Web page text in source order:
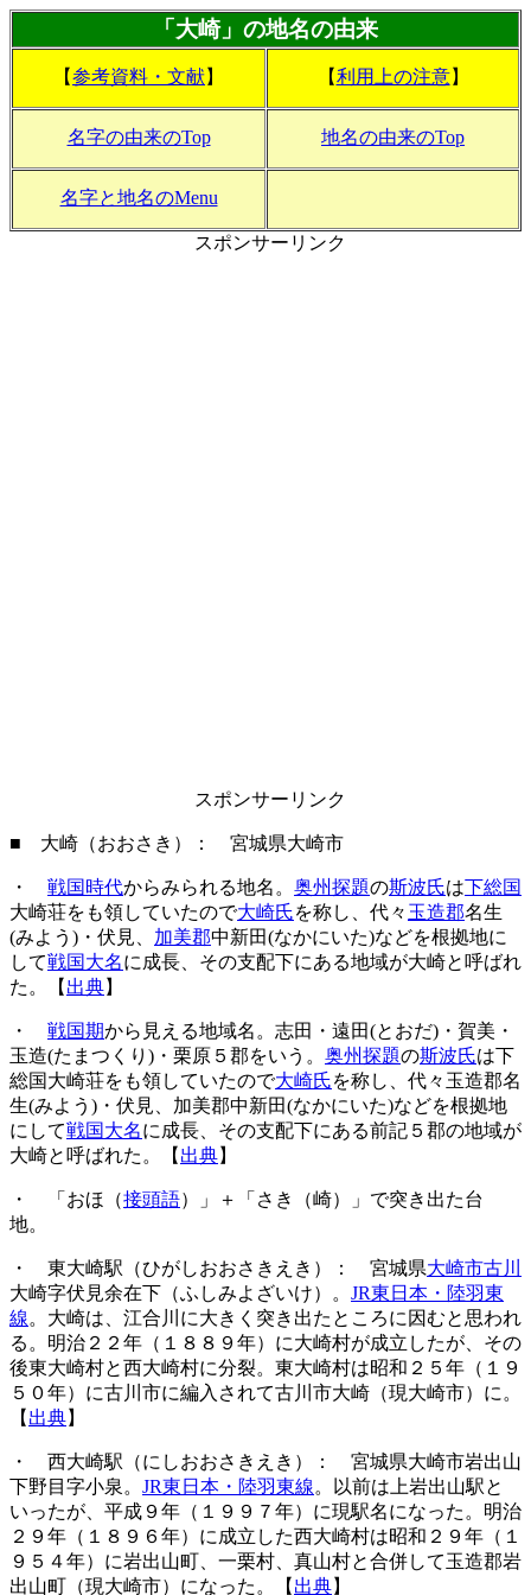
「大崎」の地名の由来
【参考資料・文献】 【利用上の注意】
名字の由来のTop 地名の由来のTop
名字と地名のMenu
スポンサーリンク
スポンサーリンク
■ 大崎（おおさき）： 宮城県大崎市
・ 戦国時代からみられる地名。 奥州探題の斯波氏は下総国
大崎荘をも領していたので大崎氏を称し、代々 玉造郡名生
(みよう)・伏見、 加美郡中新田(なかにいた)などを根拠地に
して戦国大名に成長、その支配下にある地域が大崎と呼ばれ
た。【 出典】
・ 戦国期から見える地域名。志田・遠田(とおだ)・賀美・
玉造(たまつくり)・栗原５郡をいう。 奥州探題の斯波氏は下
総国大崎荘をも領していたので大崎氏を称し、代々玉造郡名
生(みよう)・伏見、加美郡中新田(なかにいた)などを根拠地
にして戦国大名に成長、その支配下にある前記５郡の地域が
大崎と呼ばれた。【 出典】
・ 「おほ（接頭語）」＋「さき（崎）」で突き出た台
地。
・ 東大崎駅（ひがしおおさきえき）： 宮城県大崎市古川
大崎字伏見余在下（ふしみよざいけ）。 JR東日本・陸羽東
線。大崎は、江合川に大きく突き出たところに因むと思われ
る。明治２２年（１８８９年）に大崎村が成立したが、その
後東大崎村と西大崎村に分裂。東大崎村は昭和２５年（１９
５０年）に古川市に編入されて古川市大崎（現大崎市）に。
【 出典】
・ 西大崎駅（にしおおさきえき）： 宮城県大崎市岩出山
下野目字小泉。 JR東日本・陸羽東線。以前は上岩出山駅と
いったが、平成９年（１９９７年）に現駅名になった。明治
２９年（１８９６年）に成立した西大崎村は昭和２９年（１
９５４年）に岩出山町、一栗村、真山村と合併して玉造郡岩
出山町（現大崎市）になった。【 出典】